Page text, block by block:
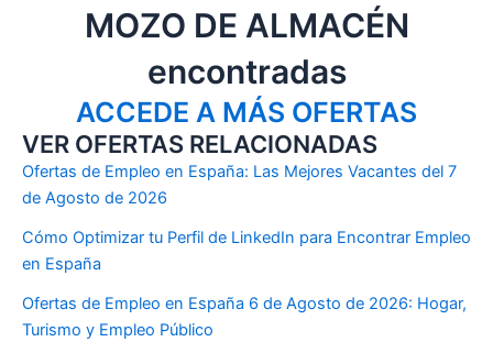
MOZO DE ALMACÉN
encontradas
ACCEDE A MÁS OFERTAS
VER OFERTAS RELACIONADAS
Ofertas de Empleo en España: Las Mejores Vacantes del 7
de Agosto de 2026
Cómo Optimizar tu Perfil de LinkedIn para Encontrar Empleo
en España
Ofertas de Empleo en España 6 de Agosto de 2026: Hogar,
Turismo y Empleo Público